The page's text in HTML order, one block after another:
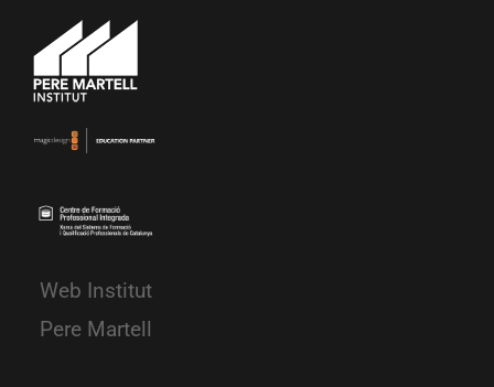
Web Institut
Pere Martell